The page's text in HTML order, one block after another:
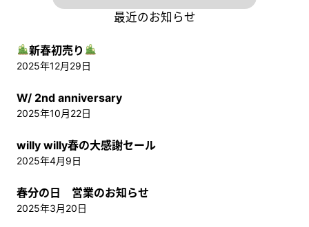
最近のお知らせ
新春初売り
2025年12月29日
W/ 2nd anniversary
2025年10月22日
willy willy春の大感謝セール
2025年4月9日
春分の日 営業のお知らせ
2025年3月20日